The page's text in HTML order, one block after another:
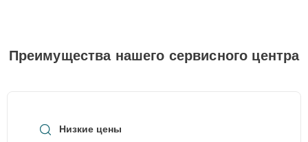
Преимущества нашего сервисного центра
Низкие цены